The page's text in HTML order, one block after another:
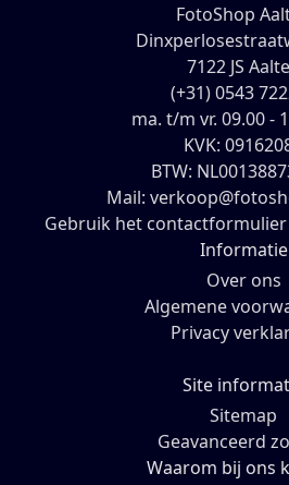
FotoShop
7122 JS
(+31) 0543
ma. t/m vr. 09.00 -
KVK:
BTW:
Mail:
Gebruik het
Informatie
Over ons
Algemene
Privacy
Site
Sitemap
Geavanceerd
Waarom bij ons